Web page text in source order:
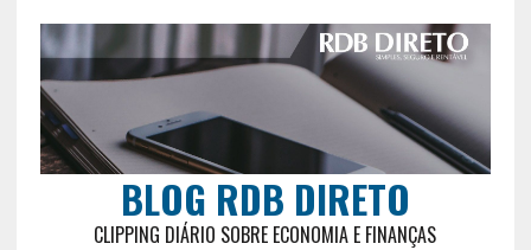
BLOG RDB DIRETO
CLIPPING DIÁRIO SOBRE ECONOMIA E FINANÇAS